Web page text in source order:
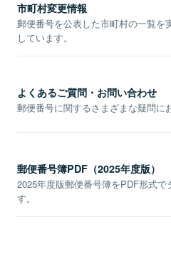
市町村変更情報
郵便番号を公表した市町村の一覧を
しています。
よくあるご質問・お問い合わせ
郵便番号に関するさまざまな疑問に
郵便番号簿PDF（2025年度版）
2025年度版郵便番号簿をPDF形式で
す。